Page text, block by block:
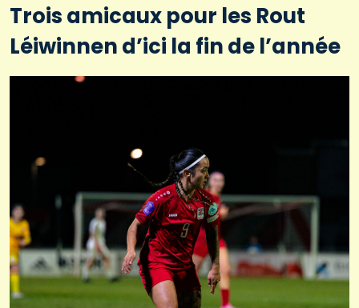
Trois amicaux pour les Rout
Léiwinnen d’ici la fin de l’année